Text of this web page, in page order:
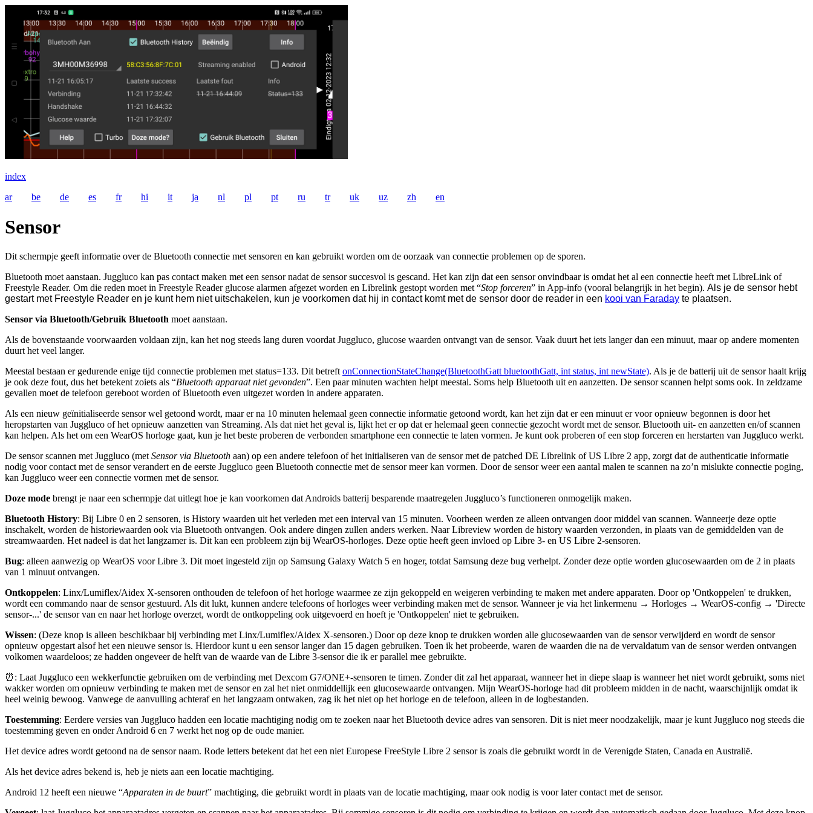
index
ar
be de es fr hi it ja nl pl pt ru tr uk uz zh en
Sensor
Dit schermpje geeft informatie over de Bluetooth connectie met sensoren en kan gebruikt worden om de oorzaak van connectie problemen op de sporen.
Bluetooth moet aanstaan. Juggluco kan pas contact maken met een sensor nadat de sensor succesvol is gescand. Het kan zijn dat een sensor onvindbaar is omdat het al een connectie heeft met LibreLink of
Freestyle Reader. Om die reden moet in Freestyle Reader glucose alarmen afgezet worden en Librelink gestopt worden met “Stop forceren” in App-info (vooral belangrijk in het begin). Als je de sensor hebt
gestart met Freestyle Reader en je kunt hem niet uitschakelen, kun je voorkomen dat hij in contact komt met de sensor door de reader in een kooi van Faraday te plaatsen.
Sensor via Bluetooth/Gebruik Bluetooth moet aanstaan.
Als de bovenstaande voorwaarden voldaan zijn, kan het nog steeds lang duren voordat Juggluco, glucose waarden ontvangt van de sensor. Vaak duurt het iets langer dan een minuut, maar op andere momenten
duurt het veel langer.
Meestal bestaan er gedurende enige tijd connectie problemen met status=133. Dit betreft onConnectionStateChange(BluetoothGatt bluetoothGatt, int status, int newState). Als je de batterij uit de sensor haalt krijg
je ook deze fout, dus het betekent zoiets als “Bluetooth apparaat niet gevonden”. Een paar minuten wachten helpt meestal. Soms help Bluetooth uit en aanzetten. De sensor scannen helpt soms ook. In zeldzame
gevallen moet de telefoon gereboot worden of Bluetooth even uitgezet worden in andere apparaten.
Als een nieuw geïnitialiseerde sensor wel getoond wordt, maar er na 10 minuten helemaal geen connectie informatie getoond wordt, kan het zijn dat er een minuut er voor opnieuw begonnen is door het
heropstarten van Juggluco of het opnieuw aanzetten van Streaming. Als dat niet het geval is, lijkt het er op dat er helemaal geen connectie gezocht wordt met de sensor. Bluetooth uit- en aanzetten en/of scannen
kan helpen. Als het om een WearOS horloge gaat, kun je het beste proberen de verbonden smartphone een connectie te laten vormen. Je kunt ook proberen of een stop forceren en herstarten van Juggluco werkt.
De sensor scannen met Juggluco (met Sensor via Bluetooth aan) op een andere telefoon of het initialiseren van de sensor met de patched DE Librelink of US Libre 2 app, zorgt dat de authenticatie informatie
nodig voor contact met de sensor verandert en de eerste Juggluco geen Bluetooth connectie met de sensor meer kan vormen. Door de sensor weer een aantal malen te scannen na zo’n mislukte connectie poging,
kan Juggluco weer een connectie vormen met de sensor.
Doze mode brengt je naar een schermpje dat uitlegt hoe je kan voorkomen dat Androids batterij besparende maatregelen Juggluco’s functioneren onmogelijk maken.
Bluetooth History: Bij Libre 0 en 2 sensoren, is History waarden uit het verleden met een interval van 15 minuten. Voorheen werden ze alleen ontvangen door middel van scannen. Wanneerje deze optie
inschakelt, worden de historiewaarden ook via Bluetooth ontvangen. Ook andere dingen zullen anders werken. Naar Libreview worden de history waarden verzonden, in plaats van de gemiddelden van de
streamwaarden. Het nadeel is dat het langzamer is. Dit kan een probleem zijn bij WearOS-horloges. Deze optie heeft geen invloed op Libre 3- en US Libre 2-sensoren.
Bug: alleen aanwezig op WearOS voor Libre 3. Dit moet ingesteld zijn op Samsung Galaxy Watch 5 en hoger, totdat Samsung deze bug verhelpt. Zonder deze optie worden glucosewaarden om de 2 in plaats
van 1 minuut ontvangen.
Ontkoppelen: Linx/Lumiflex/Aidex X-sensoren onthouden de telefoon of het horloge waarmee ze zijn gekoppeld en weigeren verbinding te maken met andere apparaten. Door op 'Ontkoppelen' te drukken,
wordt een commando naar de sensor gestuurd. Als dit lukt, kunnen andere telefoons of horloges weer verbinding maken met de sensor. Wanneer je via het linkermenu → Horloges → WearOS-config → 'Directe
sensor-...' de sensor van en naar het horloge overzet, wordt de ontkoppeling ook uitgevoerd en hoeft je 'Ontkoppelen' niet te gebruiken.
Wissen: (Deze knop is alleen beschikbaar bij verbinding met Linx/Lumiflex/Aidex X-sensoren.) Door op deze knop te drukken worden alle glucosewaarden van de sensor verwijderd en wordt de sensor
opnieuw opgestart alsof het een nieuwe sensor is. Hierdoor kunt u een sensor langer dan 15 dagen gebruiken. Toen ik het probeerde, waren de waarden die na de vervaldatum van de sensor werden ontvangen
volkomen waardeloos; ze hadden ongeveer de helft van de waarde van de Libre 3-sensor die ik er parallel mee gebruikte.
⏰ : Laat Juggluco een wekkerfunctie gebruiken om de verbinding met Dexcom G7/ONE+-sensoren te timen. Zonder dit zal het apparaat, wanneer het in diepe slaap is wanneer het niet wordt gebruikt, soms niet
wakker worden om opnieuw verbinding te maken met de sensor en zal het niet onmiddellijk een glucosewaarde ontvangen. Mijn WearOS-horloge had dit probleem midden in de nacht, waarschijnlijk omdat ik
heel weinig bewoog. Vanwege de aanvulling achteraf en het langzaam ontwaken, zag ik het niet op het horloge en de telefoon, alleen in de logbestanden.
Toestemming: Eerdere versies van Juggluco hadden een locatie machtiging nodig om te zoeken naar het Bluetooth device adres van sensoren. Dit is niet meer noodzakelijk, maar je kunt Juggluco nog steeds die
toestemming geven en onder Android 6 en 7 werkt het nog op de oude manier.
Het device adres wordt getoond na de sensor naam. Rode letters betekent dat het een niet Europese FreeStyle Libre 2 sensor is zoals die gebruikt wordt in de Verenigde Staten, Canada en Australië.
Als het device adres bekend is, heb je niets aan een locatie machtiging.
Android 12 heeft een nieuwe “Apparaten in de buurt” machtiging, die gebruikt wordt in plaats van de locatie machtiging, maar ook nodig is voor later contact met de sensor.